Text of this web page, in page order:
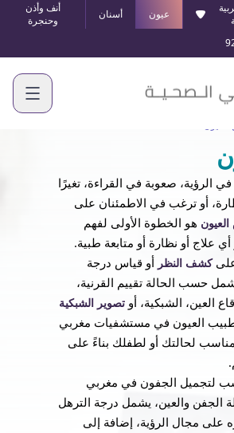
عيون أسنان
أنف وأذن
وحنجرة
الرؤية، صعوبة في القراءة، تغيرًا
أو ترغب في الاطمئنان على
هو الخطوة الأولى لفهم
أي علاج أو نظارة أو متابعة طبية.
كشف النظر أو قياس درجة
حسب الحالة تقييم القرنية،
العين، الشبكية، أو تصوير الشبكية
العيون في مستشفيات مغربي
لحالتك أو لطفلك بناءً على
لتجميل الجفون في مغربي
الجفن والعين، يشمل درجة الترهل
على مجال الرؤية، إضافة إلى